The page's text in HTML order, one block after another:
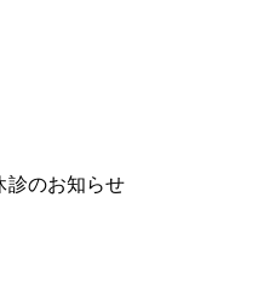
診のお知らせ